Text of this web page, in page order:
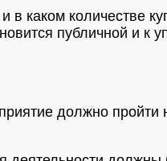
в каком количестве
публичной и к
должно пройти